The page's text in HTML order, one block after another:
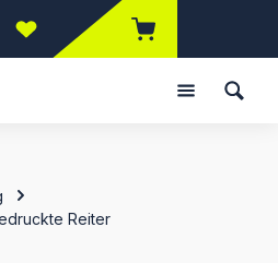
Du hast 0 Produkte auf dem
Reiter